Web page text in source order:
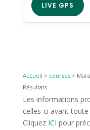
LIVE GPS
Accueil > courses>
Résultats
Les informations
celles-ci avant toute
Cliquez ICI pour